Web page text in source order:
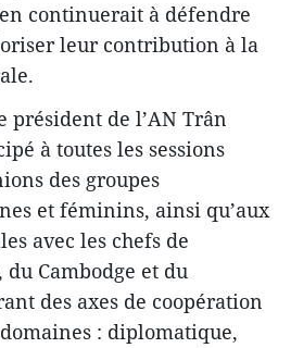
continuerait à défendre
leur contribution à la
président de l’AN Trân
à toutes les sessions
des groupes
et féminins, ainsi qu’aux
avec les chefs de
Cambodge et du
des axes de coopération
: diplomatique,